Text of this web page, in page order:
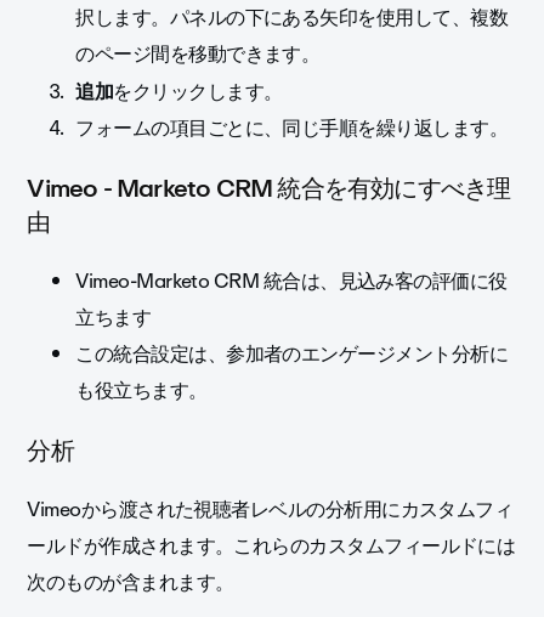
択します。パネルの下にある矢印を使用して、複数
のページ間を移動できます。
追加をクリックします。
フォームの項目ごとに、同じ手順を繰り返します。
Vimeo - Marketo CRM 統合を有効にすべき理
由
Vimeo-Marketo CRM 統合は、見込み客の評価に役
立ちます
この統合設定は、参加者のエンゲージメント分析に
も役立ちます。
分析
Vimeoから渡された視聴者レベルの分析用にカスタムフィ
ールドが作成されます。これらのカスタムフィールドには
次のものが含まれます。